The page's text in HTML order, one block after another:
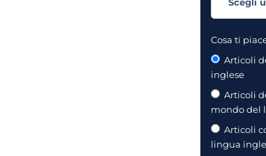
Cosa ti
Articoli
inglese
Articoli
mondo del
Articoli
lingua